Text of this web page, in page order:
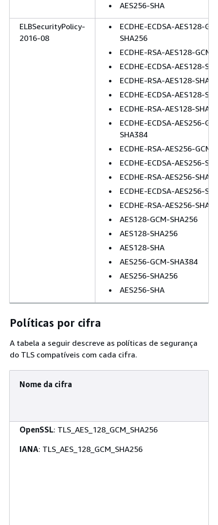
AES256-SHA
ELBSecurityPolicy-
2016-08
ECDHE-ECDSA-AES128-
SHA256
ECDHE-RSA-AES128-GCM-
ECDHE-ECDSA-AES128-
ECDHE-RSA-AES128-
ECDHE-ECDSA-AES128-
ECDHE-RSA-AES128-SHA
ECDHE-ECDSA-AES256-
SHA384
ECDHE-RSA-AES256-GCM-
ECDHE-ECDSA-AES256-
ECDHE-RSA-AES256-
ECDHE-ECDSA-AES256-
ECDHE-RSA-AES256-SHA
AES128-GCM-SHA256
AES128-SHA256
AES128-SHA
AES256-GCM-SHA384
AES256-SHA256
AES256-SHA
Políticas por cifra
A tabela a seguir descreve as políticas de segurança
do TLS compatíveis com cada cifra.
Nome da cifra
OpenSSL: TLS_AES_128_GCM_SHA256
IANA: TLS_AES_128_GCM_SHA256